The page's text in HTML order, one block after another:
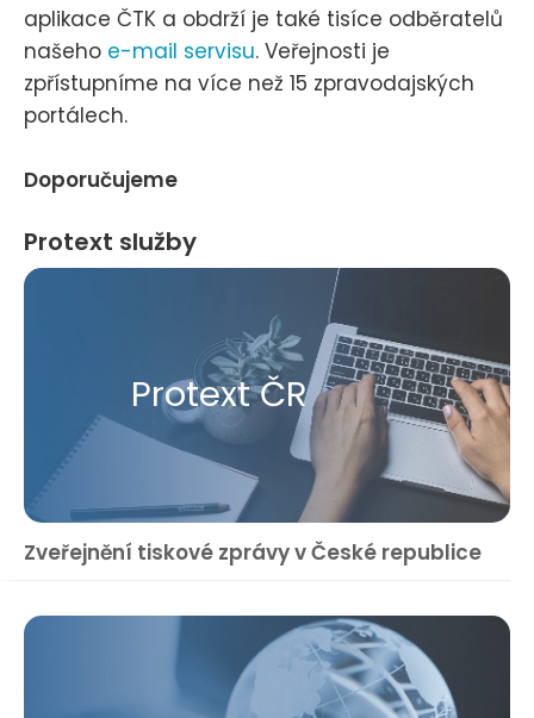
aplikace ČTK a obdrží je také tisíce odběratelů
našeho e-mail servisu. Veřejnosti je
zpřístupníme na více než 15 zpravodajských
portálech.
Doporučujeme
Protext služby
Protext ČR
Zveřejnění tiskové zprávy v České republice